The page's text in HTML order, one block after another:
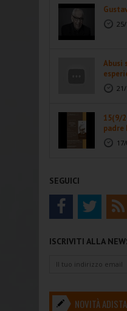
Abusi
15(9/
padre
SEGUICI
ISCRIVITI ALLA
NOVITÀ